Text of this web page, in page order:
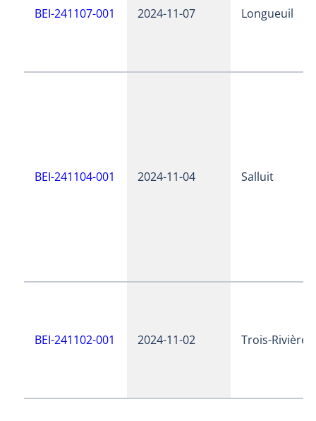
BEI-241107-001 2024-11-07 Longueuil
BEI-241104-001 2024-11-04 Salluit
BEI-241102-001 2024-11-02 Trois-Rivières